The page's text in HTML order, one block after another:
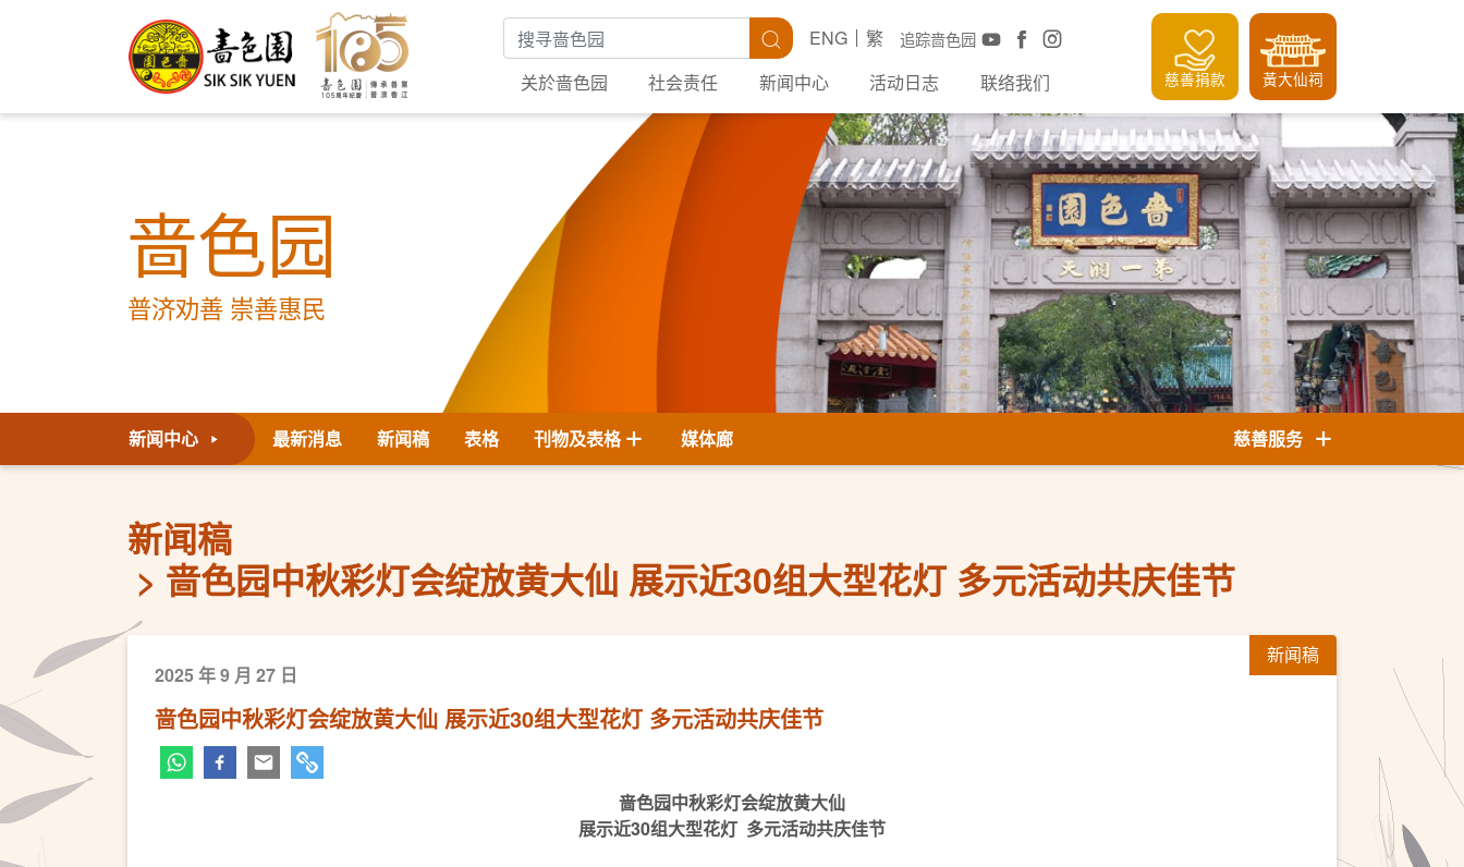
搜寻关键字 搜寻 追踪啬色园
ENG
繁
关於啬色园
社会责任 新闻中心 活动日志 联络我们 慈善捐款 黃大仙祠
啬色园
普济劝善 崇善惠民
新闻中心 最新消息 新闻稿 表格 刊物及表格 媒体廊 慈善服务
新闻稿
啬色园中秋彩灯会绽放黄大仙 ​展示近30组大型花灯 多元活动共庆佳节
新闻稿
2025 年 9 月 27 日
啬色园中秋彩灯会绽放黄大仙 ​展示近30组大型花灯 多元活动共庆佳节
啬色园中秋彩灯会绽放黄大仙
展示近30组大型花灯 多元活动共庆佳节